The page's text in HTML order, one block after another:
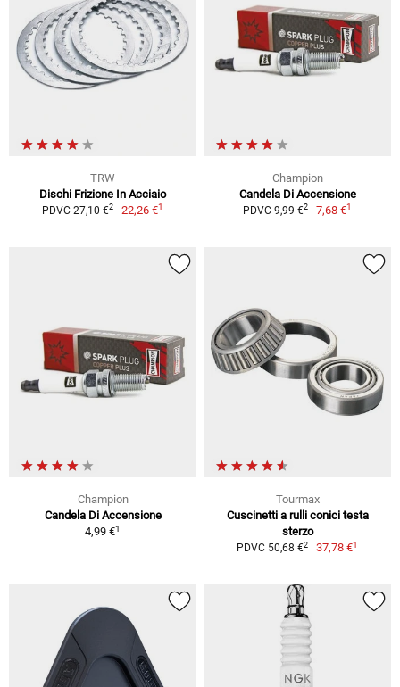
TRW
Dischi Frizione In Acciaio
PDVC 27,10 €2 22,26 €1
Champion
Candela Di Accensione
PDVC 9,99 €2 7,68 €1
Champion
Candela Di Accensione
4,99 €1
Tourmax
Cuscinetti a rulli conici testa
sterzo
PDVC 50,68 €2 37,78 €1